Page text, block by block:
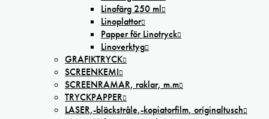
Linofärg 250 ml
Linoplattor
Papper för Linotryck
Linoverktyg
GRAFIKTRYCK
SCREENKEMI
SCREENRAMAR, raklar, m.m
TRYCKPAPPER
LASER,-bläckstråle,-kopiatorfilm, oríginaltusch